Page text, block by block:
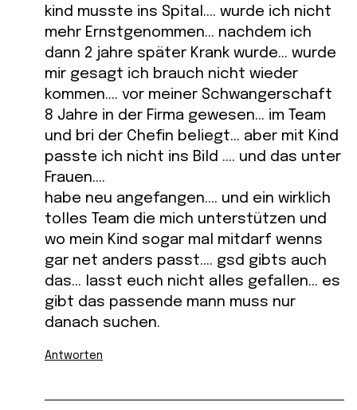
kind musste ins Spital…. wurde ich nicht
mehr Ernstgenommen… nachdem ich
dann 2 jahre später Krank wurde… wurde
mir gesagt ich brauch nicht wieder
kommen…. vor meiner Schwangerschaft
8 Jahre in der Firma gewesen… im Team
und bri der Chefin beliegt… aber mit Kind
passte ich nicht ins Bild …. und das unter
Frauen….
habe neu angefangen…. und ein wirklich
tolles Team die mich unterstützen und
wo mein Kind sogar mal mitdarf wenns
gar net anders passt…. gsd gibts auch
das… lasst euch nicht alles gefallen… es
gibt das passende mann muss nur
danach suchen.
Antworten